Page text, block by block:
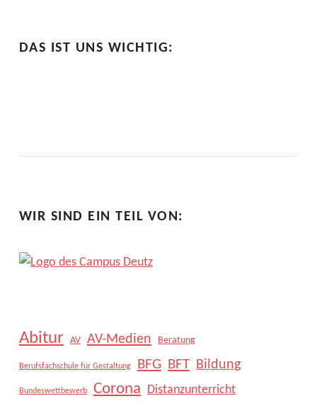
DAS IST UNS WICHTIG:
WIR SIND EIN TEIL VON:
Abitur AV AV-Medien Beratung
Berufsfachschule für Gestaltung BFG BFT Bildung
Bundeswettbewerb Corona Distanzunterricht